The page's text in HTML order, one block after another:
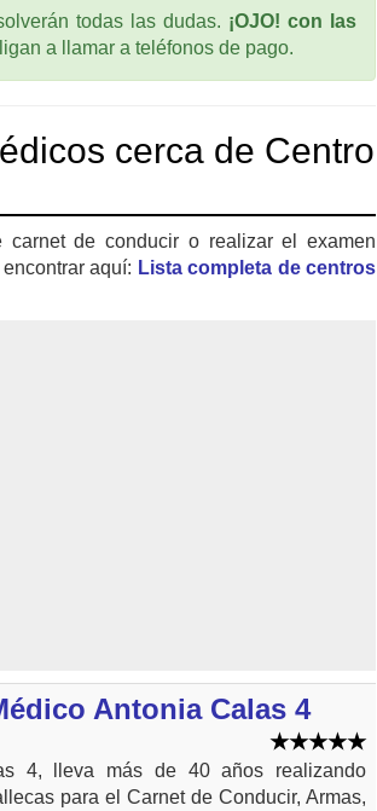
todas las dudas. ¡OJO! con las
a llamar a teléfonos de pago.
cerca de Centro
de conducir o realizar el examen
aquí: Lista completa de centros
Antonia Calas 4
4, lleva más de 40 años realizando
para el Carnet de Conducir, Armas,